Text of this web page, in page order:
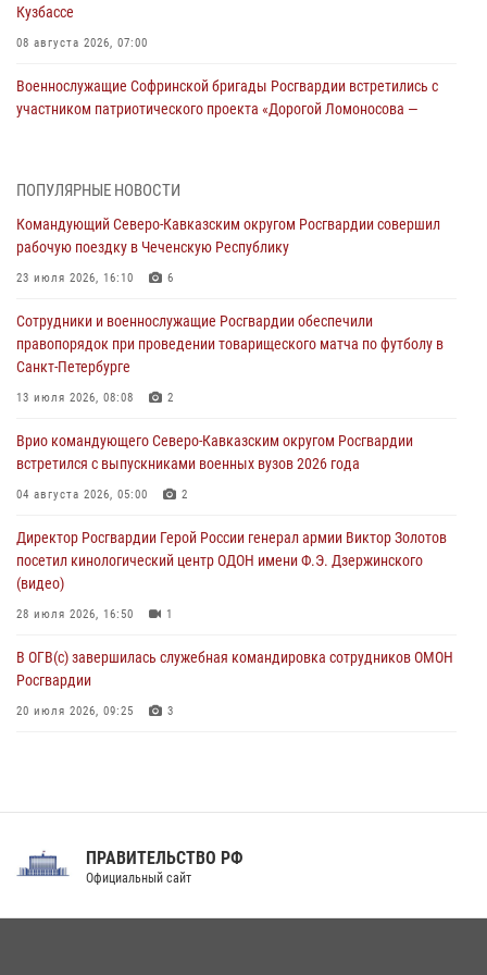
Кузбассе
08 августа 2026, 07:00
Военнослужащие Софринской бригады Росгвардии встретились с
участником патриотического проекта «Дорогой Ломоносова —
настольному теннису ко Дню физкультурника
08 августа 2026, 07:00
ограниченными возможностями здоровья (видео)
08 августа 2026, 06:32 1
Спецназ Росгвардии в Марий Эл почтил память товарища на
08 августа 2026, 06:15 9
День физкультурника в Уральском округе Росгвардии отметили
08 августа 2026, 06:03
ПОПУЛЯРНЫЕ НОВОСТИ
Командующий Северо-Кавказским округом Росгвардии совершил
рабочую поездку в Чеченскую Республику
23 июля 2026, 16:10 6
Сотрудники и военнослужащие Росгвардии обеспечили
правопорядок при проведении товарищеского матча по футболу в
Санкт-Петербурге
13 июля 2026, 08:08 2
Врио командующего Северо-Кавказским округом Росгвардии
встретился с выпускниками военных вузов 2026 года
04 августа 2026, 05:00 2
Директор Росгвардии Герой России генерал армии Виктор Золотов
посетил кинологический центр ОДОН имени Ф.Э. Дзержинского
(видео)
28 июля 2026, 16:50 1
В ОГВ(с) завершилась служебная командировка сотрудников ОМОН
Росгвардии
20 июля 2026, 09:25 3
Праздник «Один день с Росгвардией» к 105-летию Центрального
ПРАВИТЕЛЬСТВО РФ
Официальный сайт